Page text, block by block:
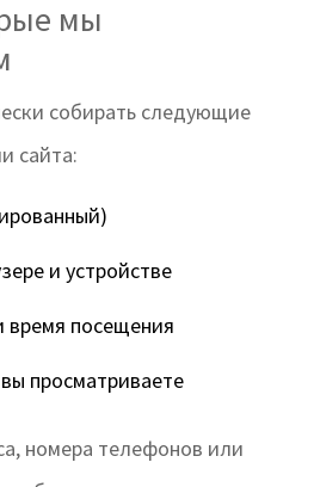
мы
собирать следующие
сайта:
и устройстве
время посещения
просматриваете
номера телефонов или